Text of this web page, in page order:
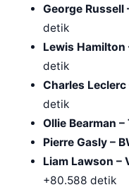
George Russell
detik
Lewis Hamilton
detik
Charles Leclerc
detik
Ollie Bearman –
Pierre Gasly –
Liam Lawson –
+80.588 detik